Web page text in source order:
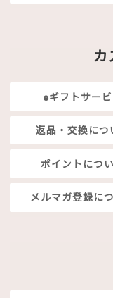
eギフトサー
返品・交換につ
ポイントにつ
メルマガ登録に